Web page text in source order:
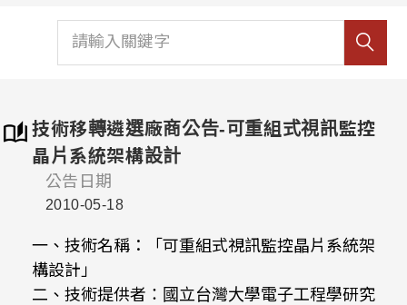
技術移轉遴選廠商公告-可重組式視訊監控
晶片系統架構設計
公告日期
2010-05-18
一、技術名稱：「可重組式視訊監控晶片系統架
構設計」
二、技術提供者：國立台灣大學電子工程學研究